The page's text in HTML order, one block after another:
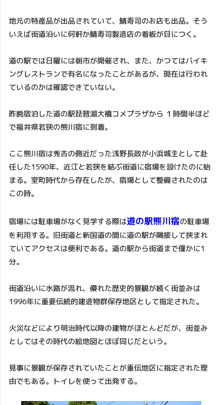
地元の特産品が出品されていて、鯖寿司のお店も出品。そう
いえば街道沿いに何軒か鯖寿司製造店の看板が目につく。
道の駅では日曜には朝市が開催され、また、かつてはバイキ
ングレストランで有名になったことがあるが、現在は行われ
ているのかは確認できていない。
昨晩宿泊した道の駅琵琶湖大橋コメプラザから １時間半ほど
で福井県若狭の熊川宿に到着。
ここ熊川宿は秀吉の側近だった浅野長政が小浜城主として赴
任した1590年、近江と若狭を結ぶ街道に宿場を設けたのに始
まる。室町時代から存在したが、宿場として整備されたのは
この時。
宿場には駐車場がなく見学する際は道の駅熊川宿の駐車場
を利用する。旧街道と新国道の間に道の駅が隣接して挟まれ
ていてアクセスは便利である。道の駅から街道まで僅かに1
分。
街道沿いに水路が流れ、優れた歴史的景観が続く街並みは
1996年に重要伝統的建造物群保存地区として指定された。
火災などにより明治時代以降の建物がほとんどだが、街並み
としてはその時代の絵地図とほぼ同じだという。
見事に景観が保存されていたことが重伝地区に指定された理
由でもある。トイレを使って出発する。